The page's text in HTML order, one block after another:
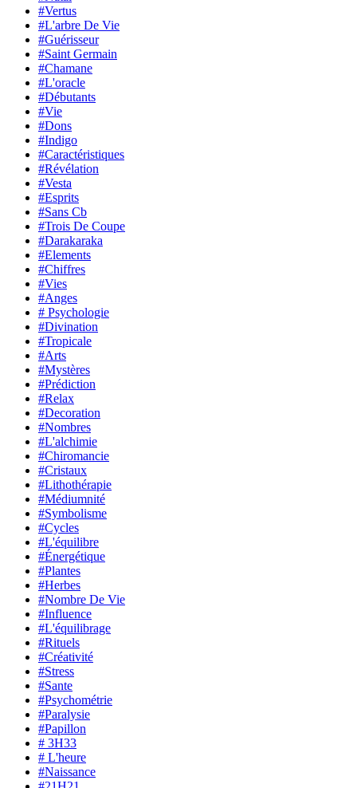
#Vertus
#L'arbre De Vie
#Guérisseur
#Saint Germain
#Chamane
#L'oracle
#Débutants
#Vie
#Dons
#Indigo
#Caractéristiques
#Révélation
#Vesta
#Esprits
#Sans Cb
#Trois De Coupe
#Darakaraka
#Elements
#Chiffres
#Vies
#Anges
# Psychologie
#Divination
#Tropicale
#Arts
#Mystères
#Prédiction
#Relax
#Decoration
#Nombres
#L'alchimie
#Chiromancie
#Cristaux
#Lithothérapie
#Médiumnité
#Symbolisme
#Cycles
#L'équilibre
#Énergétique
#Plantes
#Herbes
#Nombre De Vie
#Influence
#L'équilibrage
#Rituels
#Créativité
#Stress
#Sante
#Psychométrie
#Paralysie
#Papillon
# 3H33
# L'heure
#Naissance